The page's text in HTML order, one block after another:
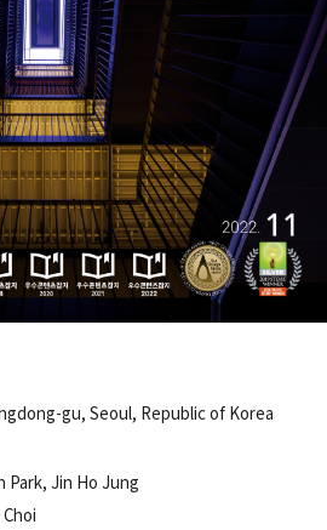
gu, Seoul, Republic of Korea
Park, Jin Ho Jung